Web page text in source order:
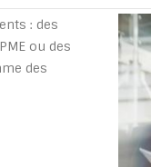
: des
ou des
des